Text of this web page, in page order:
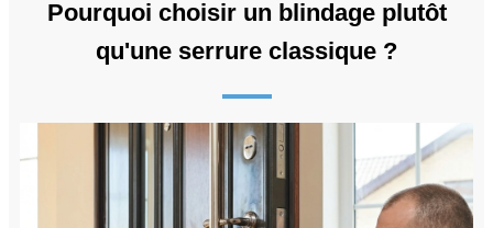
Pourquoi choisir un blindage plutôt
qu'une serrure classique ?